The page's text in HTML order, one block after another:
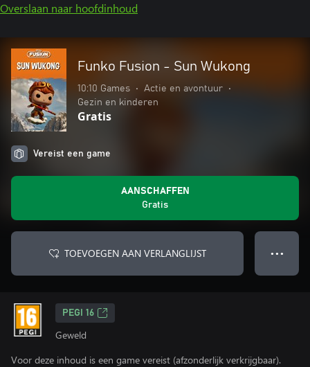
Overslaan naar hoofdinhoud
Funko Fusion - Sun Wukong
10:10 Games • Actie en avontuur
•
Gezin en kinderen
Gratis
Vereist een game
AANSCHAFFEN
Gratis
TOEVOEGEN AAN VERLANGLIJST ● ● ●
PEGI 16
Geweld
Voor deze inhoud is een game vereist (afzonderlijk verkrijgbaar).